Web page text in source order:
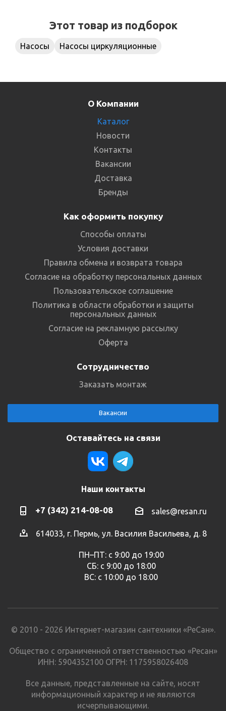
Этот товар из подборок
Насосы Насосы циркуляционные
О Компании
Каталог
Новости
Контакты
Вакансии
Доставка
Бренды
Как оформить покупку
Способы оплаты
Условия доставки
Правила обмена и возврата товара
Согласие на обработку персональных данных
Пользовательское соглашение
Политика в области обработки и защиты
персональных данных
Согласие на рекламную рассылку
Оферта
Сотрудничество
Заказать монтаж
Вакансии
Оставайтесь на связи
Наши контакты
+7 (342) 214-08-08 sales@resan.ru
614033, г. Пермь, ул. Василия Васильева, д. 8
ПН–ПТ: с 9:00 до 19:00
СБ: с 9:00 до 18:00
ВС: с 10:00 до 18:00
© 2010 - 2026 Интернет-магазин сантехники «РеСан».
Общество с ограниченной ответственностью «Ресан»
ИНН: 5904352100 ОГРН: 1175958026408
Все данные, представленные на сайте, носят
информационный характер и не являются
исчерпывающими.